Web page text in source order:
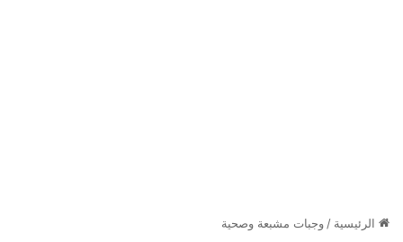
الرئيسية /وجبات مشبعة وصحية